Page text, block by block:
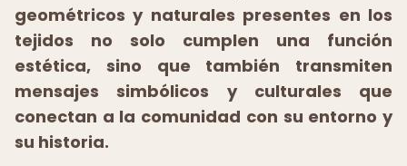
geométricos y naturales presentes en los
tejidos no solo cumplen una función
estética, sino que también transmiten
mensajes simbólicos y culturales que
conectan a la comunidad con su entorno y
su historia.